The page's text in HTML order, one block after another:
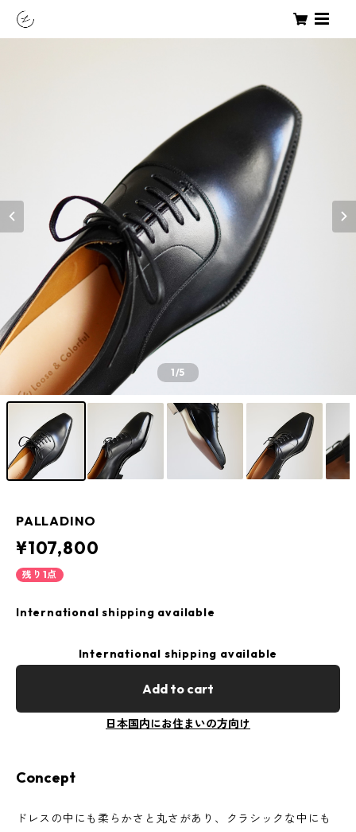
1/5
PALLADINO
¥107,800
残り1点
International shipping available
International shipping available
Add to cart
日本国内にお住まいの方向け
Concept
ドレスの中にも柔らかさと丸さがあり、クラシックな中にも